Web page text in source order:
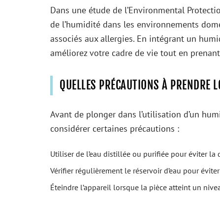
Dans une étude de l’Environmental
de l’humidité dans les environnements
associés aux allergies. En intégrant un
améliorez votre cadre de vie tout en
QUELLES PRÉCAUTIONS À PRENDRE
Avant de plonger dans l’utilisation d’un
considérer certaines précautions :
Utiliser de l’eau distillée ou purifiée pour éviter la
Vérifier régulièrement le réservoir d’eau pour
Éteindre l’appareil lorsque la pièce atteint un